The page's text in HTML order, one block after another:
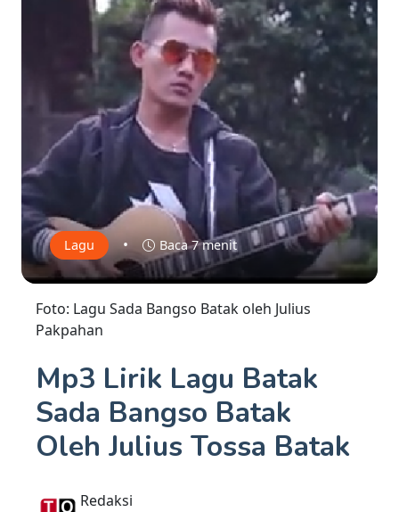
Lagu • Baca 7 menit
Foto: Lagu Sada Bangso Batak oleh Julius
Pakpahan
Mp3 Lirik Lagu Batak
Sada Bangso Batak
Oleh Julius Tossa Batak
Redaksi